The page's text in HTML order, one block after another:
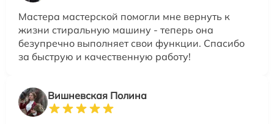
Мастера мастерской помогли мне вернуть к
жизни стиральную машину - теперь она
безупречно выполняет свои функции. Спасибо
за быструю и качественную работу!
Вишневская Полина